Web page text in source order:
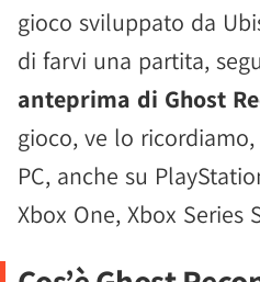
gioco sviluppato da
di farvi una partita,
anteprima di Ghost
gioco, ve lo
PC, anche su
Xbox One, Xbox Series